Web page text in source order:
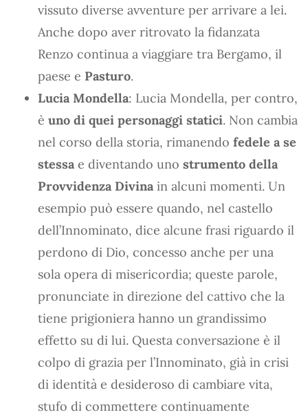
vissuto diverse avventure per arrivare a lei.
Anche dopo aver ritrovato la fidanzata
Renzo continua a viaggiare tra Bergamo, il
paese e Pasturo.
Lucia Mondella: Lucia Mondella, per contro,
è uno di quei personaggi statici. Non cambia
nel corso della storia, rimanendo fedele a se
stessa e diventando uno strumento della
Provvidenza Divina in alcuni momenti. Un
esempio può essere quando, nel castello
dell’Innominato, dice alcune frasi riguardo il
perdono di Dio, concesso anche per una
sola opera di misericordia; queste parole,
pronunciate in direzione del cattivo che la
tiene prigioniera hanno un grandissimo
effetto su di lui. Questa conversazione è il
colpo di grazia per l’Innominato, già in crisi
di identità e desideroso di cambiare vita,
stufo di commettere continuamente